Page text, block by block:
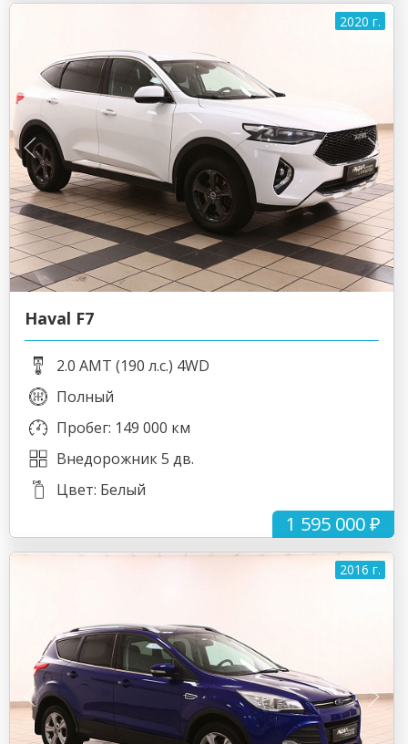
2020 г.
1 595 000 ₽
Haval F7
2.0 AMT (190 л.с.) 4WD
Полный
Пробег: 149 000 км
Внедорожник 5 дв.
Цвет: Белый
2016 г.